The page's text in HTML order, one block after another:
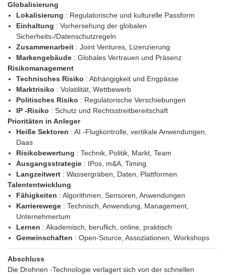
Globalisierung
Lokalisierung : Regulatorische und kulturelle Passform
Einhaltung : Vorhersehung der globalen
Sicherheits-/Datenschutzregeln
Zusammenarbeit : Joint Ventures, Lizenzierung
Markengebäude : Globales Vertrauen und Präsenz
Risikomanagement
Technisches Risiko : Abhängigkeit und Engpässe
Marktrisiko : Volatilität, Wettbewerb
Politisches Risiko : Regulatorische Verschiebungen
IP -Risiko : Schutz und Rechtsstreitbereitschaft
Prioritäten in Anleger
Heiße Sektoren : AI -Flugkontrolle, vertikale Anwendungen,
Daas
Risikobewertung : Technik, Politik, Markt, Team
Ausgangsstrategie : IPos, m&A, Timing
Langzeitwert : Wassergräben, Daten, Plattformen
Talententwicklung
Fähigkeiten : Algorithmen, Sensoren, Anwendungen
Karrierewege : Technisch, Anwendung, Management,
Unternehmertum
Lernen : Akademisch, beruflich, online, praktisch
Gemeinschaften : Open-Source, Assoziationen, Workshops
Abschluss
Die Drohnen -Technologie verlagert sich von der schnellen